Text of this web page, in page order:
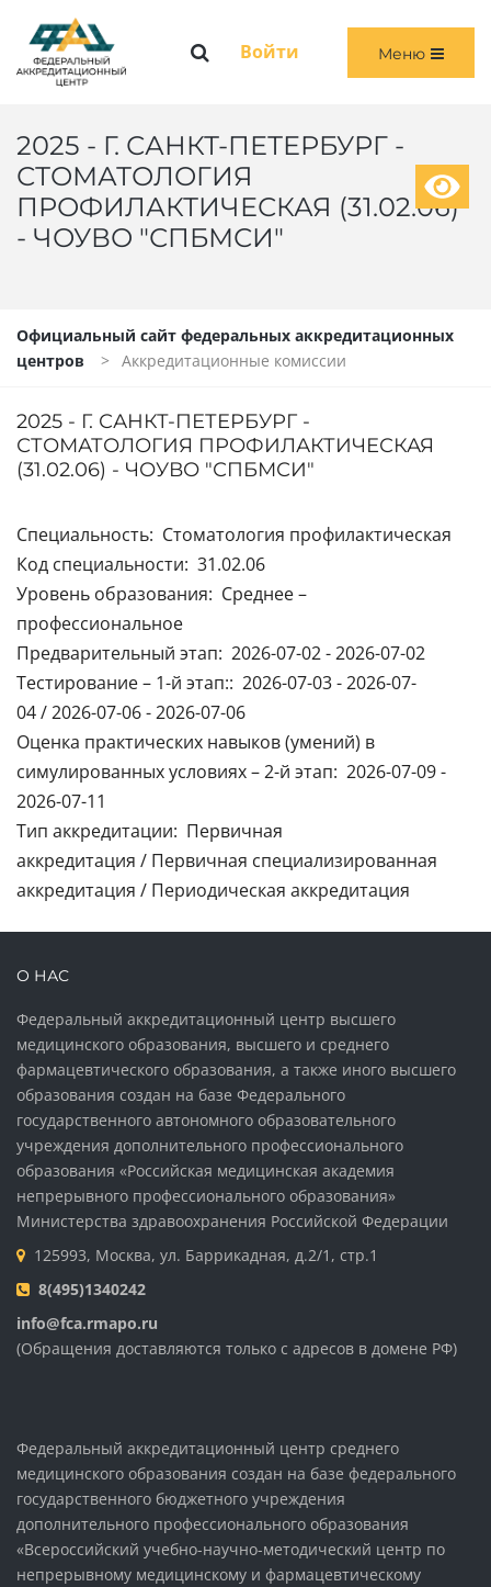
Войти Меню
2025 - Г. САНКТ-ПЕТЕРБУРГ -
СТОМАТОЛОГИЯ
ПРОФИЛАКТИЧЕСКАЯ (31.02.06)
- ЧОУВО "СПБМСИ"
Официальный сайт федеральных аккредитационных
центров
Аккредитационные комиссии
2025 - Г. САНКТ-ПЕТЕРБУРГ -
СТОМАТОЛОГИЯ ПРОФИЛАКТИЧЕСКАЯ
(31.02.06) - ЧОУВО "СПБМСИ"
Специальность: Стоматология профилактическая
Код специальности: 31.02.06
Уровень образования: Среднее –
профессиональное
Предварительный этап: 2026-07-02 - 2026-07-02
Тестирование – 1-й этап:: 2026-07-03 - 2026-07-
04 / 2026-07-06 - 2026-07-06
Оценка практических навыков (умений) в
симулированных условиях – 2-й этап: 2026-07-09 -
2026-07-11
Тип аккредитации: Первичная
аккредитация / Первичная специализированная
аккредитация / Периодическая аккредитация
О НАС
Федеральный аккредитационный центр высшего
медицинского образования, высшего и среднего
фармацевтического образования, а также иного высшего
образования создан на базе Федерального
государственного автономного образовательного
учреждения дополнительного профессионального
образования «Российская медицинская академия
непрерывного профессионального образования»
Министерства здравоохранения Российской Федерации
125993, Москва, ул. Баррикадная, д.2/1, стр.1
8(495)1340242
info@fca.rmapo.ru
(Обращения доставляются только с адресов в домене РФ)
Федеральный аккредитационный центр среднего
медицинского образования создан на базе федерального
государственного бюджетного учреждения
дополнительного профессионального образования
«Всероссийский учебно-научно-методический центр по
непрерывному медицинскому и фармацевтическому
ГЛАВНАЯ
ОБЩАЯ ИНФОРМАЦИЯ
ПЕРВИЧНАЯ И ПЕРВИЧНАЯ СПЕЦИАЛИЗИРОВАННАЯ АККРЕДИТАЦИЯ
ВОЙТИ